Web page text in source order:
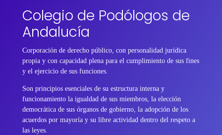
Colegio de Podólogos de
Andalucía
Corporación de derecho público, con personalidad jurídica
propia y con capacidad plena para el cumplimiento de sus fines
y el ejercicio de sus funciones.
Son principios esenciales de su estructura interna y
funcionamiento la igualdad de sus miembros, la elección
democrática de sus órganos de gobierno, la adopción de los
acuerdos por mayoría y su libre actividad dentro del respeto a
las leyes.